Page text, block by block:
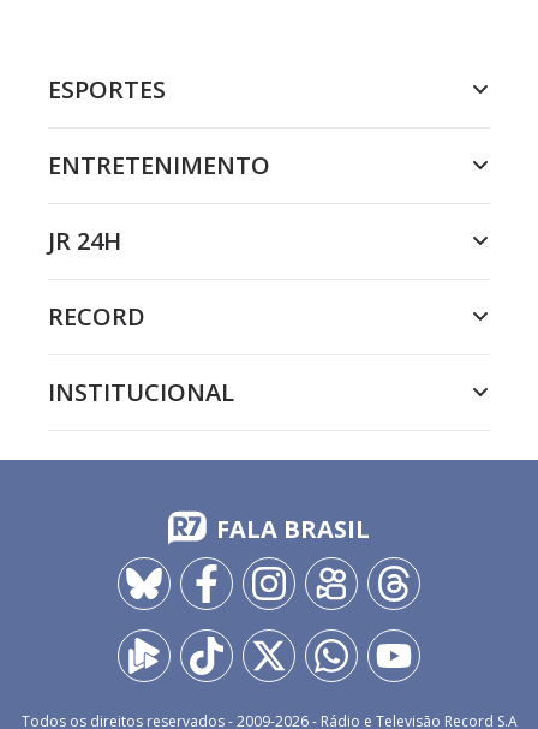
ESPORTES
ENTRETENIMENTO
JR 24H
RECORD
INSTITUCIONAL
FALA BRASIL
Todos os direitos reservados - 2009-2026- Rádio e Televisão Record S.A